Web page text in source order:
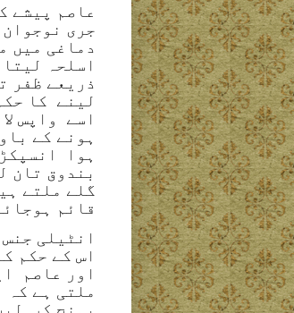
عاصم پیشے
جری
دماغی میں
اسلحہ
ذریعے ظفر
لینے
کا
اسے
واپس
ہونے کے
ہوا
بندوق تان
گلے ملتے
قائم
انٹیلی جنس
اس کے حکم
اور عاصم
ملتی ہے کہ
پہنچ کر